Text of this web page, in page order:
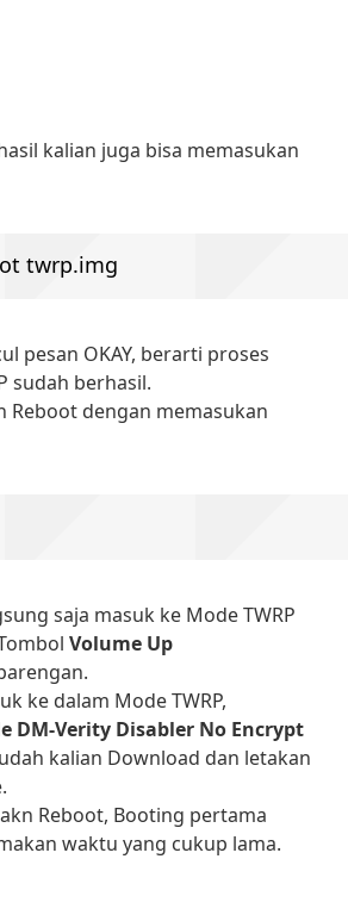
kalian juga bisa memasukan
twrp.img
pesan OKAY, berarti proses
sudah berhasil.
Reboot dengan memasukan
saja masuk ke Mode TWRP
Volume Up
ke dalam Mode TWRP,
DM-Verity Disabler No Encrypt
kalian Download dan letakan
Reboot, Booting pertama
waktu yang cukup lama.